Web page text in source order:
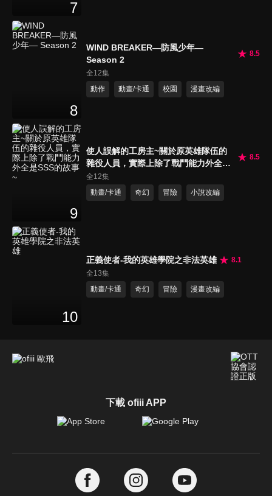
7
8
WIND BREAKER—防風少年—
Season 2
8.5
全12集
動作
動畫/卡通 校園 漫畫改編
9
使人誤解的工房主~關於原英雄隊伍的
雜役人員，實際上除了戰鬥能力外全是
SSS的故事~
8.5
全12集
動畫/卡通
奇幻 冒險 小說改編
10
正義使者-我的英雄學院之非法英雄
8.1
全13集
動畫/卡通
奇幻 冒險 漫畫改編
下載 ofiii APP